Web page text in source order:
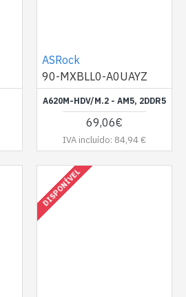
ASRock
90-MXBLL0-A0UAYZ
A620M-HDV/M.2 - AM5, 2DDR5
69,06€
IVA incluído: 84,94 €
DISPONÍVEL